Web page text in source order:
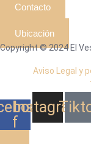
Contacto
Ubicación
Copyright © 2024 El
Aviso Legal y
f
Instagram